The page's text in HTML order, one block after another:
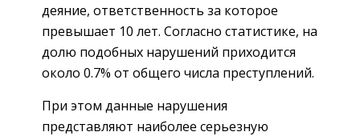
деяние, ответственность за которое
превышает 10 лет. Согласно статистике, на
долю подобных нарушений приходится
около 0.7% от общего числа преступлений.
При этом данные нарушения
представляют наиболее серьезную